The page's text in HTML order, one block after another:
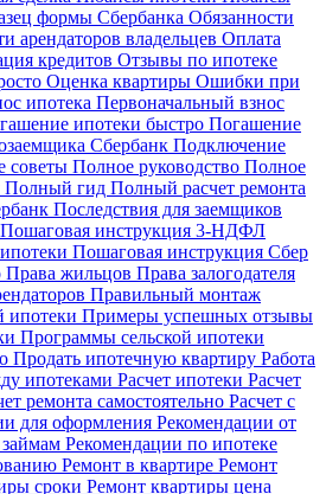
формы Сбербанка Обязанности
арендаторов владельцев Оплата
кредитов Отзывы по ипотеке
Оценка квартиры Ошибки при
ипотека Первоначальный взнос
ипотеки быстро Погашение
Сбербанк Подключение
советы Полное руководство Полное
Полный гид Полный расчет ремонта
Последствия для заемщиков
Пошаговая инструкция 3-НДФЛ
Пошаговая инструкция Сбер
Права жильцов Права залогодателя
Правильный монтаж
ипотеки Примеры успешных отзывы
Программы сельской ипотеки
Продать ипотечную квартиру Работа
ипотеками Расчет ипотеки Расчет
ремонта самостоятельно Расчет с
для оформления Рекомендации от
Рекомендации по ипотеке
Ремонт в квартире Ремонт
сроки Ремонт квартиры цена